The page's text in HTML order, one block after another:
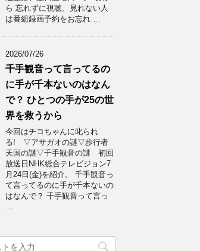
ら 忘れずに視聴、見れない人
は番組録画予約をお忘れ …
2026/07/26
千手観音って言ってるの
に手が千本ないのはなん
で？ ひとつの手が25の世
界を救うから
今回はチコちゃんに叱られ
る! ▽アサガオの謎▽歩行者
天国の謎▽千手観音の謎 初回
放送日NHK総合テレビジョン7
月24日(金)を紹介。 千手観音っ
て言ってるのに手が千本ないの
はなんで？ 千手観音って言っ
…